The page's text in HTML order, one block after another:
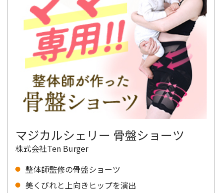
マジカルシェリー 骨盤ショーツ
株式会社Ten Burger
整体師監修の骨盤ショーツ
美くびれと上向きヒップを演出